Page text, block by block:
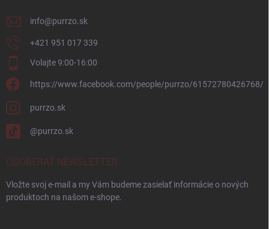
info@purrzo.sk
‭+421 951 017 339‬
Volajte 9:00-16:00
https://www.facebook.com/people/purrzo/61572780426768/
purrzo.sk
@purrzo.sk
ODOBERAŤ NEWSLETTER
Vložte svoj e-mail a my Vám budeme zasielať informácie o nových
produktoch na našom e-shope.